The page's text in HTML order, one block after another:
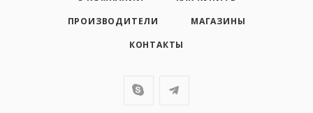
ПРОИЗВОДИТЕЛИ
МАГАЗИНЫ
КОНТАКТЫ